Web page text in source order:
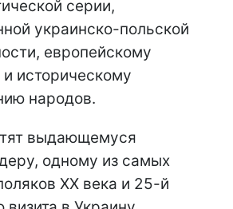
серии,
украинско-польской
европейскому
историческому
народов.
выдающемуся
одному из самых
ХХ века и 25-й